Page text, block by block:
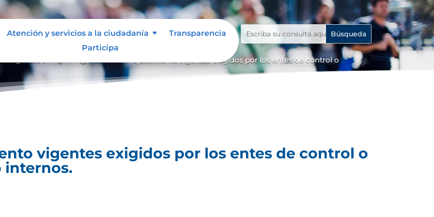
Atención y servicios a la ciudadanía
Transparencia
Participa
vigentes
Planes de Mejoramiento vigentes exigidos por los entes de control o
vigentes exigidos por los entes de control o
internos.